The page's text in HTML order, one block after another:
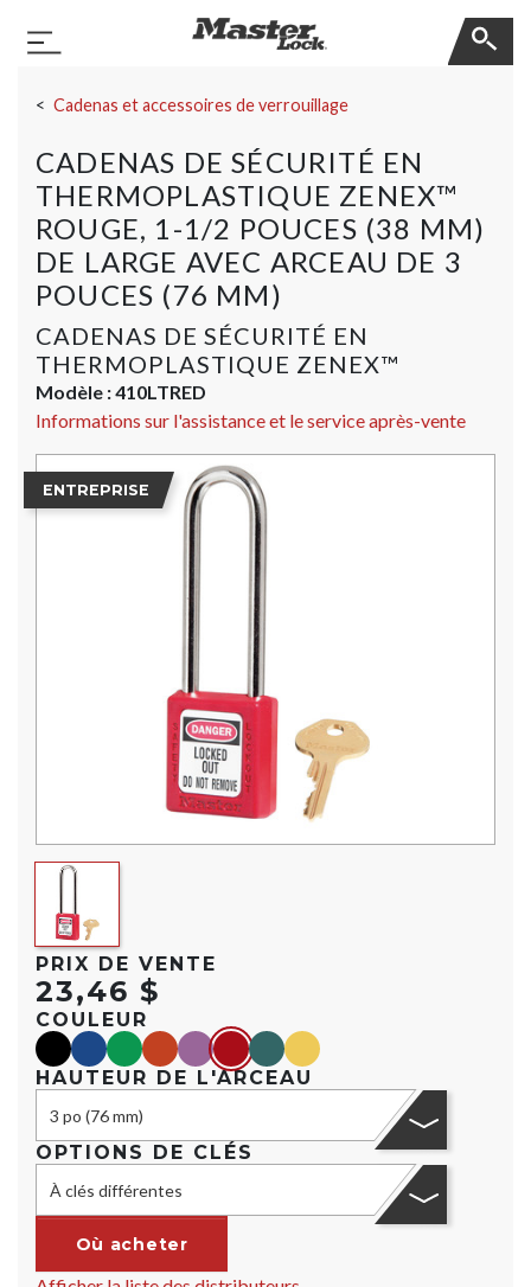
Basculer la navigation
Cadenas et accessoires de verrouillage
CADENAS DE SÉCURITÉ EN
THERMOPLASTIQUE ZENEX™
ROUGE, 1-1/2 POUCES (38 MM)
DE LARGE AVEC ARCEAU DE 3
POUCES (76 MM)
CADENAS DE SÉCURITÉ EN
THERMOPLASTIQUE ZENEX™
Modèle :410LTRED
Informations sur l'assistance et le service après-vente
ENTREPRISE
PRIX DE VENTE
23,46 $
COULEUR
blackbluegreenorangepurplered teal yellow
HAUTEUR DE L'ARCEAU
3 po (76 mm)
OPTIONS DE CLÉS
À clés différentes
Où acheter